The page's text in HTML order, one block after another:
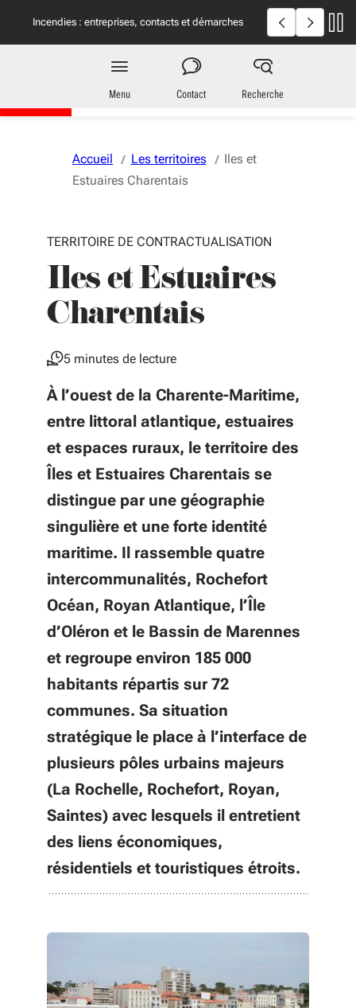
Incendies : entreprises, contacts et démarches
Incendies en
utiles
Territoires
en Nouvelle-Aquitaine
Menu Contact Recherche
Accueil Les territoires
Iles et
Estuaires Charentais
TERRITOIRE DE CONTRACTUALISATION
Iles et Estuaires
Charentais
5 minutes de lecture
À l’ouest de la Charente-Maritime,
entre littoral atlantique, estuaires
et espaces ruraux, le territoire des
Îles et Estuaires Charentais se
distingue par une géographie
singulière et une forte identité
maritime. Il rassemble quatre
intercommunalités, Rochefort
Océan, Royan Atlantique, l’Île
d’Oléron et le Bassin de Marennes
et regroupe environ 185 000
habitants répartis sur 72
communes. Sa situation
stratégique le place à l’interface de
plusieurs pôles urbains majeurs
(La Rochelle, Rochefort, Royan,
Saintes) avec lesquels il entretient
des liens économiques,
résidentiels et touristiques étroits.